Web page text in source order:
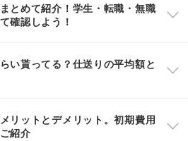
とめて紹介！学生・転職・無職
確認しよう！
い貰ってる？仕送りの平均額と
リットとデメリット。初期費用
紹介